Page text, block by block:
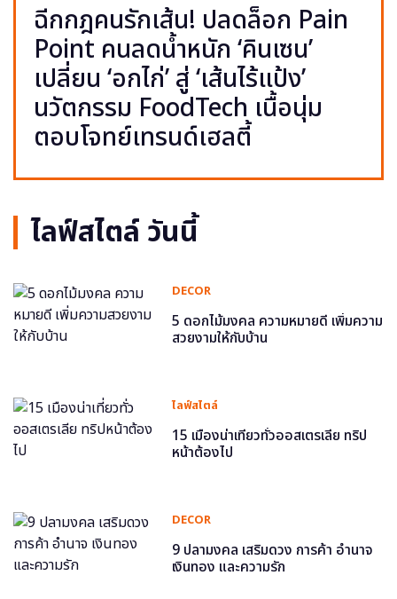
ฉีกกฎคนรักเส้น! ปลดล็อก Pain
Point คนลดน้ำหนัก ‘คินเซน’
เปลี่ยน ‘อกไก่’ สู่ ‘เส้นไร้แป้ง’
นวัตกรรม FoodTech เนื้อนุ่ม
ตอบโจทย์เทรนด์เฮลตี้
ไลฟ์สไตล์ วันนี้
DECOR
5 ดอกไม้มงคล ความหมายดี เพิ่มความ
สวยงามให้กับบ้าน
ไลฟ์สไตล์
15 เมืองน่าเที่ยวทั่วออสเตรเลีย ทริป
หน้าต้องไป
DECOR
9 ปลามงคล เสริมดวง การค้า อำนาจ
เงินทอง และความรัก